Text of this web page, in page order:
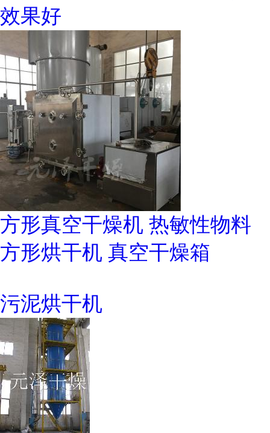
效果好
方形真空干燥机 热敏性物料
方形烘干机 真空干燥箱
污泥烘干机